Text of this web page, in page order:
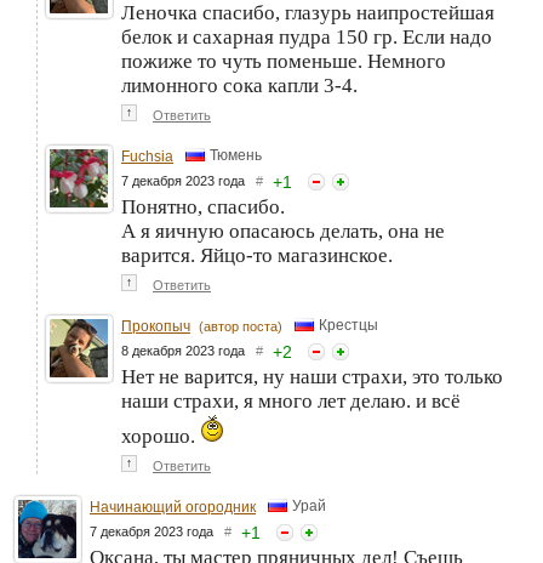
Леночка спасибо, глазурь наипростейшая
белок и сахарная пудра 150 гр. Если надо
пожиже то чуть поменьше. Немного
лимонного сока капли 3-4.
↑ Ответить
Fuchsia Тюмень
7 декабря 2023 года # +1
Понятно, спасибо.
А я яичную опасаюсь делать, она не
варится. Яйцо-то магазинское.
↑ Ответить
Прокопыч (автор поста) Крестцы
8 декабря 2023 года # +2
Нет не варится, ну наши страхи, это только
наши страхи, я много лет делаю. и всё
хорошо.
↑ Ответить
Начинающий огородник Урай
7 декабря 2023 года # +1
Оксана, ты мастер пряничных дел! Съешь